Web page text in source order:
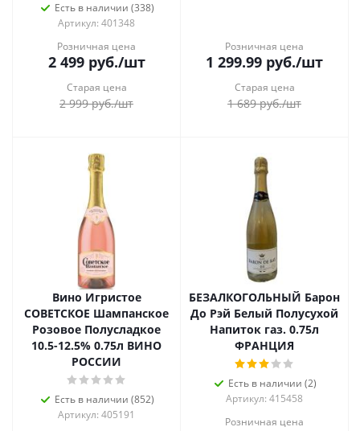
Есть в наличии (338)
Артикул: 401348
Розничная цена
2 499руб./шт
Старая цена
2 999руб./шт
Розничная цена
1 299.99 руб./шт
Старая цена
1 689руб./шт
Вино Игристое
СОВЕТСКОЕ Шампанское
Розовое Полусладкое
10.5-12.5% 0.75л ВИНО
РОССИИ
Есть в наличии (852)
Артикул: 405191
БЕЗАЛКОГОЛЬНЫЙ Барон
До Рэй Белый Полусухой
Напиток газ. 0.75л
ФРАНЦИЯ
Есть в наличии (2)
Артикул: 415458
Розничная цена